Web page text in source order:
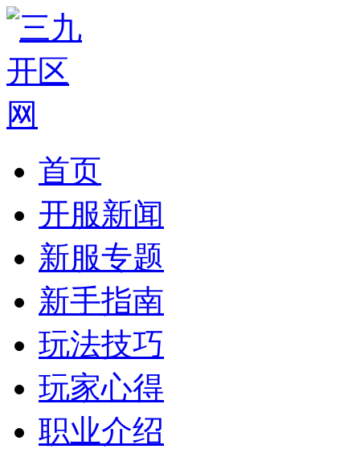
首页
开服新闻
新服专题
新手指南
玩法技巧
玩家心得
职业介绍